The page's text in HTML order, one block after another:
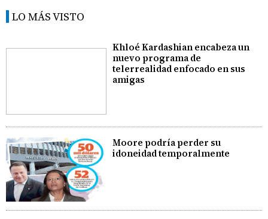
LO MÁS VISTO
Khloé Kardashian encabeza un
nuevo programa de
telerrealidad enfocado en sus
amigas
Moore podría perder su
idoneidad temporalmente